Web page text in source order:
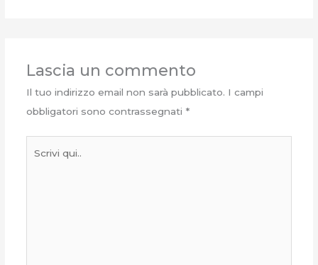
Lascia un commento
Il tuo indirizzo email non sarà pubblicato. I campi
obbligatori sono contrassegnati *